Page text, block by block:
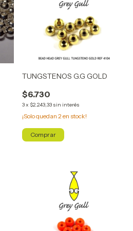
TUNGSTENOS G.G GOLD
$6.730
3x $2.243,33 sin interés
¡Solo quedan 2en stock!
Comprar